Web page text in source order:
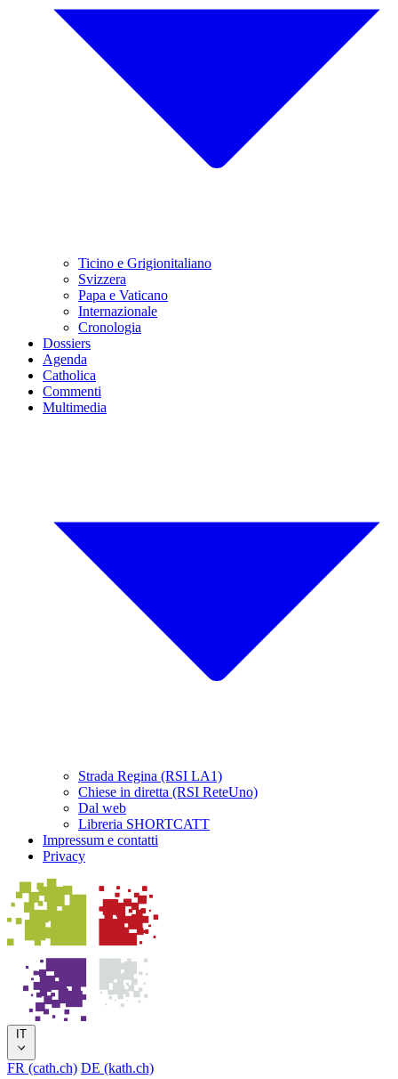
Ticino e Grigionitaliano
Svizzera
Papa e Vaticano
Internazionale
Cronologia
Dossiers
Agenda
Catholica
Commenti
Multimedia
Strada Regina (RSI LA1)
Chiese in diretta (RSI ReteUno)
Dal web
Libreria SHORTCATT
Impressum e contatti
Privacy
IT
FR (cath.ch) DE (kath.ch)